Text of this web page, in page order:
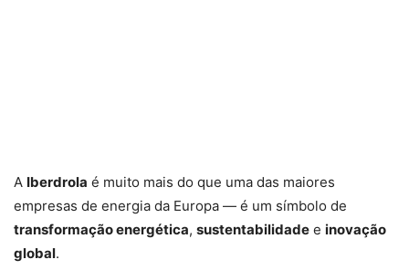
A Iberdrola é muito mais do que uma das maiores
empresas de energia da Europa — é um símbolo de
transformação energética, sustentabilidade e inovação
global.